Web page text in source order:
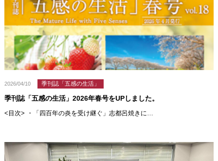
2026/04/10 季刊誌「五感の生活」
季刊誌「五感の生活」2026年春号をUPしました。
<目次> ・「四百年の炎を受け継ぐ」志都呂焼きに…